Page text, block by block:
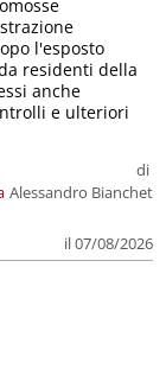
di
Alessandro Bianchet
il 07/08/2026
l'esposto
residenti della
anche
e ulteriori